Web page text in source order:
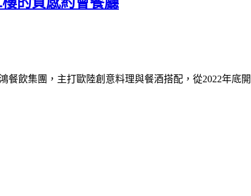
餐飲集團，主打歐陸創意料理與餐酒搭配，從2022年底